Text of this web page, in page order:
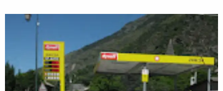
SÉJOURNER